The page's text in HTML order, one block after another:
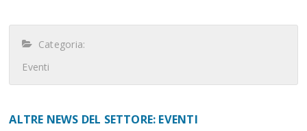
Categoria:
Eventi
ALTRE NEWS DEL SETTORE: EVENTI